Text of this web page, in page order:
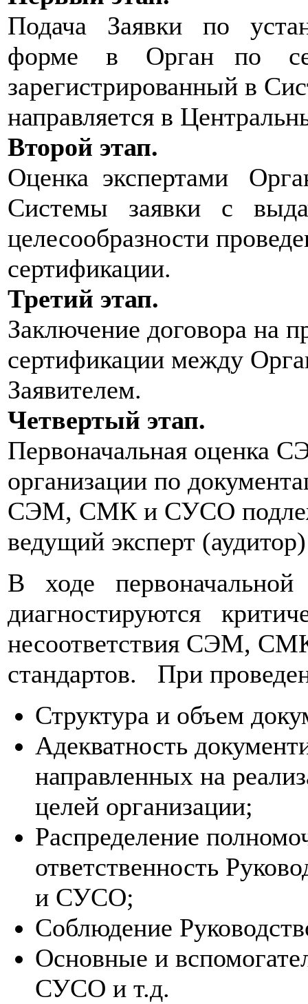
Подача Заявки по
форме в Орган по
зарегистрированный в
направляется в
Второй этап.
Оценка экспертами
Системы заявки с
целесообразности
сертификации.
Третий этап.
Заключение договора на
сертификации между
Заявителем.
Четвертый этап.
Первоначальная
организации по
СЭМ, СМК и СУСО
ведущий эксперт
В ходе
диагностируются
несоответствия СЭМ,
стандартов. При
Структура и объем
Адекватность
направленных на
целей организации;
Распределение
ответственность
и СУСО;
Соблюдение
Основные и
СУСО и т.д.